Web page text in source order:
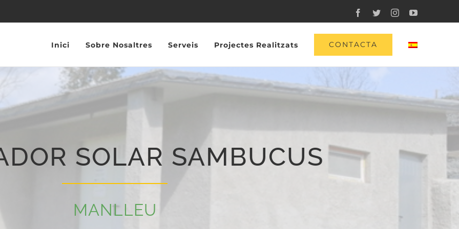
Facebook
TwitterInstagramYouTube
Inici Sobre Nosaltres Serveis Projectes Realitzats CONTACTA
SOLAR SAMBUCUS
MANLLEU